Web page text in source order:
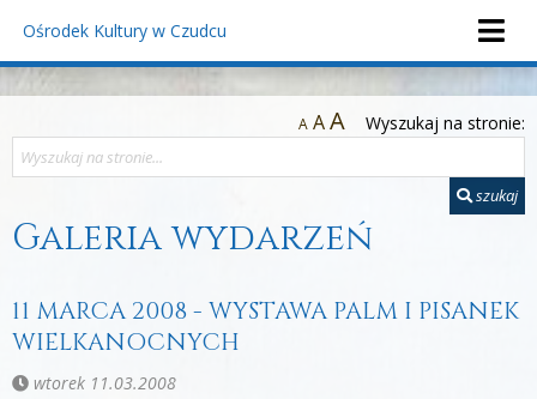
Ośrodek Kultury w Czudcu
A AA Wyszukaj na stronie:
szukaj
Galeria wydarzeń
11 MARCA 2008 - WYSTAWA PALM I PISANEK
WIELKANOCNYCH
wtorek 11.03.2008